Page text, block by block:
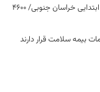
تقدیر مقام عالی وزارت از عملکرد جهادی معاونت آموزش ابتدایی خراسان جنوبی/ ۴۶۰۰